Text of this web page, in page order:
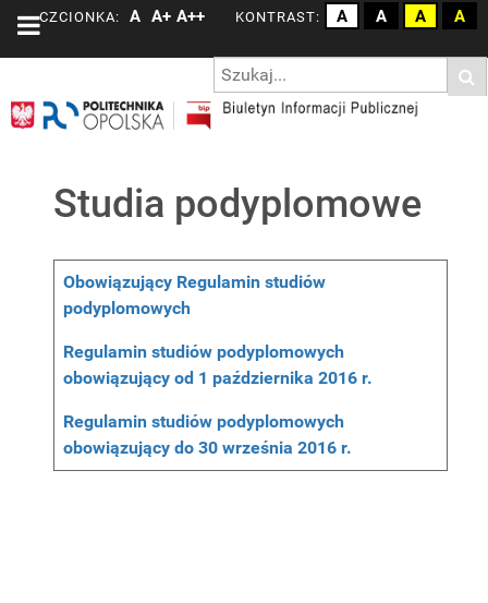
CZCIONKA: A A+ A++ KONTRAST: A A A A
Studia podyplomowe
Spis artykułów
Tytuł
Obowiązujący Regulamin studiów
podyplomowych
Regulamin studiów podyplomowych
obowiązujący od 1 października 2016 r.
Regulamin studiów podyplomowych
obowiązujący do 30 września 2016 r.